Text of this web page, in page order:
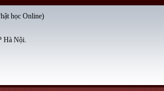
học Online)
Hà Nội.